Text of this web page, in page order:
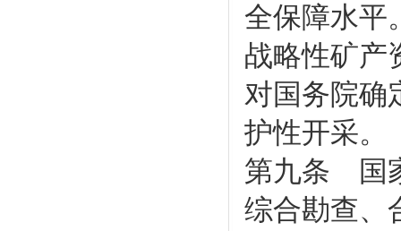
全保障水平
战略性矿产
对国务院确
护性开采。
第九条 国
综合勘查、